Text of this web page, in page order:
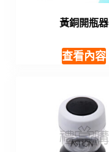
黃銅開瓶器
查看內容